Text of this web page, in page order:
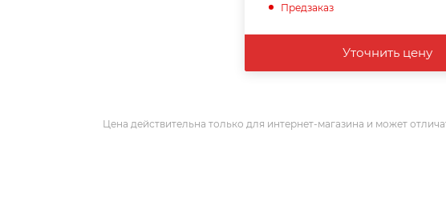
Предзаказ
Уточнить цену
Цена действительна только для интернет-магазина и может